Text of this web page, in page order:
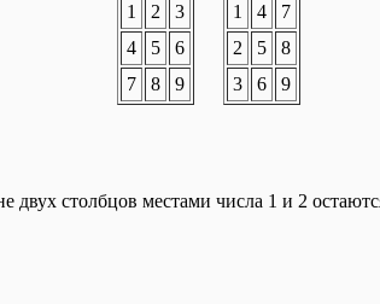
1 2
3
4
5
6
7
8 9
1 4
7
2
5
8
3
6 9
столбцов местами числа 1 и 2